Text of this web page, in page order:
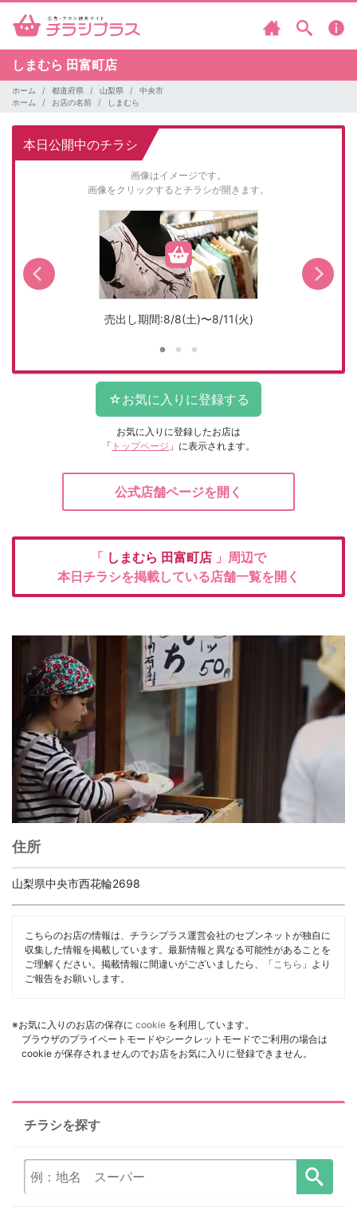
しまむら 田富町店
ホーム 都道府県 山梨県
中央市
ホーム
お店の名前 しまむら
本日公開中のチラシ
画像はイメージです。
画像をクリックするとチラシが開きます。
売出し期間:8/8(土)〜8/11(火)
お気に入りに登録したお店は
「 トップページ 」に表示されます。
公式店舗ページを開く
「 しまむら 田富町店 」周辺で
本日チラシを掲載している店舗一覧を開く
住所
山梨県中央市西花輪2698
こちらのお店の情報は、チラシプラス運営会社のセブンネットが独自に
収集した情報を掲載しています。最新情報と異なる可能性があることを
ご理解ください。掲載情報に間違いがございましたら、「 こちら 」より
ご報告をお願いします。
※お気に入りのお店の保存に cookie を利用しています。
ブラウザのプライベートモードやシークレットモードでご利用の場合は
cookie が保存されませんのでお店をお気に入りに登録できません。
チラシを探す